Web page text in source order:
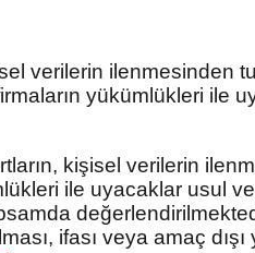
verilerin ilenmesinden
yükümlükleri ile
kişisel verilerin
ile uyacaklar usul
ifası veya amaç